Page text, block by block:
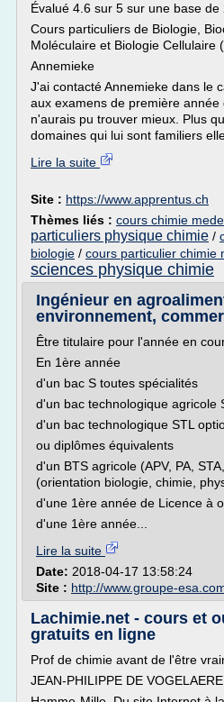
Évalué 4.6 sur 5 sur une base de
Cours particuliers de Biologie,
Moléculaire et Biologie Cellulaire
Annemieke
J'ai contacté Annemieke dans le
aux examens de première année
n'aurais pu trouver mieux. Plus
domaines qui lui sont familiers
Lire la suite
Site : https://www.apprentus.ch
Thèmes liés : cours chimie
particuliers physique chimie /
biologie / cours particulier chimie
sciences physique chimie
Ingénieur en
environnement,
Être titulaire pour l'année en
En 1ère année
d'un bac S toutes spécialités
d'un bac technologique agricole
d'un bac technologique STL
ou diplômes équivalents
d'un BTS agricole (APV, PA,
(orientation biologie, chimie,
d'une 1ère année de Licence à
d'une 1ère année...
Lire la suite
Date: 2018-04-17 13:58:24
Site : http://www.groupe-
Lachimie.net - cours et
gratuits en ligne
Prof de chimie avant de l'être
JEAN-PHILIPPE DE VOGELAERE